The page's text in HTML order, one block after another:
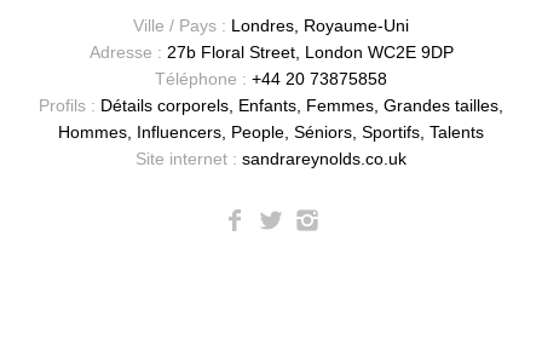
Ville / Pays : Londres, Royaume-Uni
Adresse : 27b Floral Street, London WC2E 9DP
Téléphone : +44 20 73875858
Profils : Détails corporels, Enfants, Femmes, Grandes tailles,
Hommes, Influencers, People, Séniors, Sportifs, Talents
Site internet : sandrareynolds.co.uk